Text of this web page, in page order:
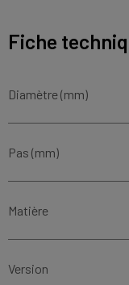
Fiche
Diamètre (mm)
Pas (mm)
Matière
Version